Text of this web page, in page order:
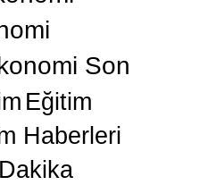
Son
Eğitim
Haberleri